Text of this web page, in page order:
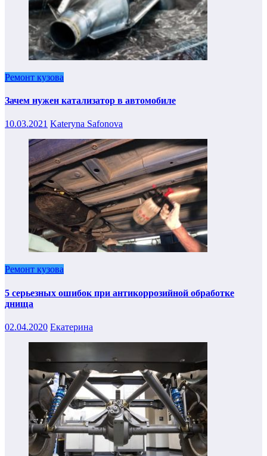
Ремонт кузова
Зачем нужен катализатор в автомобиле
10.03.2021 Kateryna Safonova
Ремонт кузова
5 серьезных ошибок при антикоррозийной обработке
днища
02.04.2020 Екатерина